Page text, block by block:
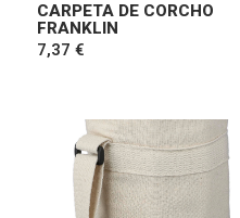
CARPETA DE CORCHO
FRANKLIN
7,37 €